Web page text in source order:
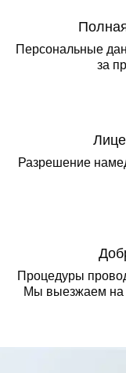
Персональные
за
Разрешение
Процедуры
Мы выезжаем на